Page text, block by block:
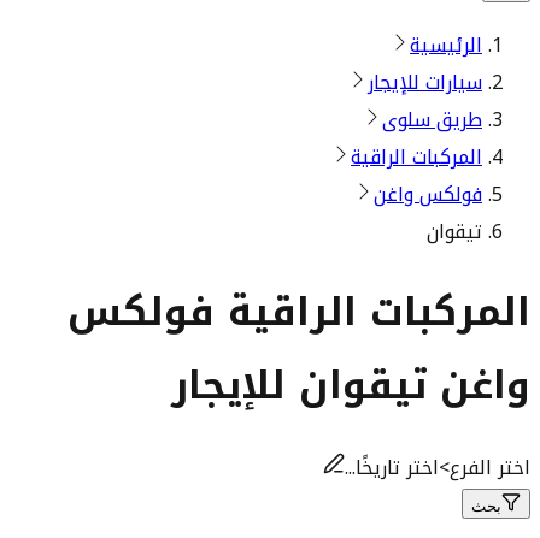
الرئيسية
سيارات للإيجار
طريق سلوى
المركبات الراقية
فولكس واغن
تيقوان
المركبات الراقية فولكس
واغن تيقوان للإيجار
اختر الفرع>اختر تاريخًا...
بحث